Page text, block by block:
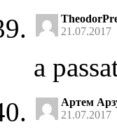
21.07.2017
а
Артем
21.07.2017